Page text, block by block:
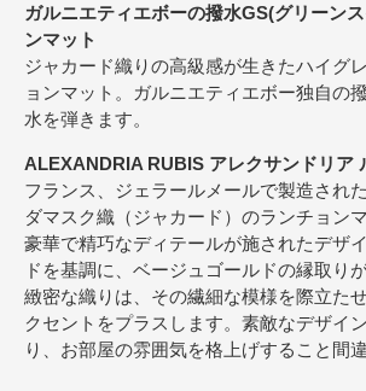
ガルニエティエボーの撥水GS(グリーン
ンマット
ジャカード織りの高級感が生きたハイグ
ョンマット。ガルニエティエボー独自の
水を弾きます。
ALEXANDRIA RUBIS アレクサンドリア
フランス、ジェラールメールで製造され
ダマスク織（ジャカード）のランチョンマ
豪華で精巧なディテールが施されたデザ
ドを基調に、ベージュゴールドの縁取り
緻密な織りは、その繊細な模様を際立た
クセントをプラスします。素敵なデザイ
り、お部屋の雰囲気を格上げすること間